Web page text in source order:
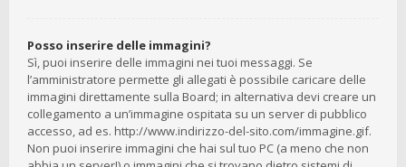
Posso inserire delle immagini?
Sì, puoi inserire delle immagini nei tuoi messaggi. Se
l’amministratore permette gli allegati è possibile caricare delle
immagini direttamente sulla Board; in alternativa devi creare un
collegamento a un’immagine ospitata su un server di pubblico
accesso, ad es. http://www.indirizzo-del-sito.com/immagine.gif.
Non puoi inserire immagini che hai sul tuo PC (a meno che non